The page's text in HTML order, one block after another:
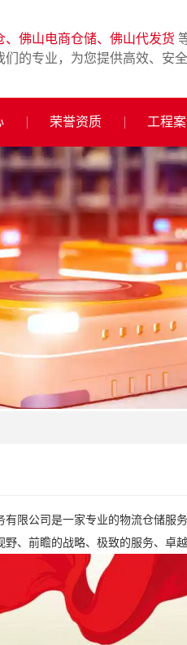
、佛山电商仓储、佛山代发货
们的专业，为您提供高效、安
荣誉资质 工程案
有限公司是一家专业的物流仓储服
、前瞻的战略、极致的服务、卓